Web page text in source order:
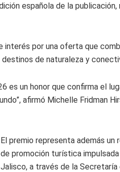
española de la
por una oferta que
de naturaleza y
es un honor que confirma el
afirmó Michelle Fridman
El premio representa además un
de promoción turística
Jalisco, a través de la Secretaría